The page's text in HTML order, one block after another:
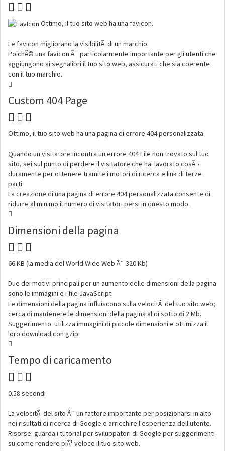
Ottimo, il tuo sito web ha una favicon.
Le favicon migliorano la visibilitÃ di un marchio.
PoichÃ© una favicon Ã¨ particolarmente importante per gli utenti che
aggiungono ai segnalibri il tuo sito web, assicurati che sia coerente
con il tuo marchio.
Custom 404 Page
Ottimo, il tuo sito web ha una pagina di errore 404 personalizzata.
Quando un visitatore incontra un errore 404 File non trovato sul tuo
sito, sei sul punto di perdere il visitatore che hai lavorato cosÃ¬
duramente per ottenere tramite i motori di ricerca e link di terze
parti.
La creazione di una pagina di errore 404 personalizzata consente di
ridurre al minimo il numero di visitatori persi in questo modo.
Dimensioni della pagina
66 KB (la media del World Wide Web Ã¨ 320 Kb)
Due dei motivi principali per un aumento delle dimensioni della pagina
sono le immagini e i file JavaScript.
Le dimensioni della pagina influiscono sulla velocitÃ del tuo sito web;
cerca di mantenere le dimensioni della pagina al di sotto di 2 Mb.
Suggerimento: utilizza immagini di piccole dimensioni e ottimizza il
loro download con gzip.
Tempo di caricamento
0.58 secondi
La velocitÃ del sito Ã¨ un fattore importante per posizionarsi in alto
nei risultati di ricerca di Google e arricchire l'esperienza dell'utente.
Risorse: guarda i tutorial per sviluppatori di Google per suggerimenti
su come rendere piÃ¹ veloce il tuo sito web.